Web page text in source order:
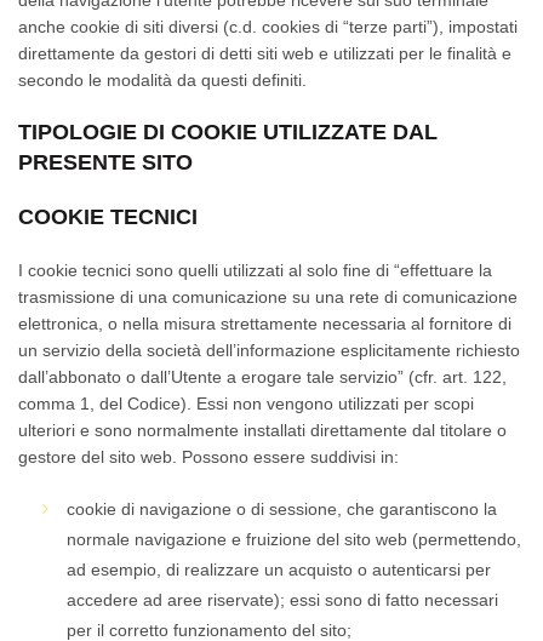
anche cookie di siti diversi (c.d. cookies di “terze parti”), impostati
direttamente da gestori di detti siti web e utilizzati per le finalità e
secondo le modalità da questi definiti.
TIPOLOGIE DI COOKIE UTILIZZATE DAL
PRESENTE SITO
COOKIE TECNICI
I cookie tecnici sono quelli utilizzati al solo fine di “effettuare la
trasmissione di una comunicazione su una rete di comunicazione
elettronica, o nella misura strettamente necessaria al fornitore di
un servizio della società dell’informazione esplicitamente richiesto
dall’abbonato o dall’Utente a erogare tale servizio” (cfr. art. 122,
comma 1, del Codice). Essi non vengono utilizzati per scopi
ulteriori e sono normalmente installati direttamente dal titolare o
gestore del sito web. Possono essere suddivisi in:
cookie di navigazione o di sessione, che garantiscono la
normale navigazione e fruizione del sito web (permettendo,
ad esempio, di realizzare un acquisto o autenticarsi per
accedere ad aree riservate); essi sono di fatto necessari
per il corretto funzionamento del sito;